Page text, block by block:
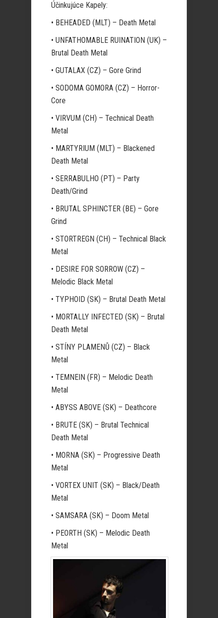
Účinkujúce Kapely:
• BEHEADED (MLT) – Death Metal
• UNFATHOMABLE RUINATION (UK) –
Brutal Death Metal
• GUTALAX (CZ) – Gore Grind
• SODOMA GOMORA (CZ) – Horror-
Core
• VIRVUM (CH) – Technical Death
Metal
• MARTYRIUM (MLT) – Blackened
Death Metal
• SERRABULHO (PT) – Party
Death/Grind
• BRUTAL SPHINCTER (BE) – Gore
Grind
• STORTREGN (CH) – Technical Black
Metal
• DESIRE FOR SORROW (CZ) –
Melodic Black Metal
• TYPHOID (SK) – Brutal Death Metal
• MORTALLY INFECTED (SK) – Brutal
Death Metal
• STÍNY PLAMENŮ (CZ) – Black
Metal
• TEMNEIN (FR) – Melodic Death
Metal
• ABYSS ABOVE (SK) – Deathcore
• BRUTE (SK) – Brutal Technical
Death Metal
• MORNA (SK) – Progressive Death
Metal
• VORTEX UNIT (SK) – Black/Death
Metal
• SAMSARA (SK) – Doom Metal
• PEORTH (SK) – Melodic Death
Metal